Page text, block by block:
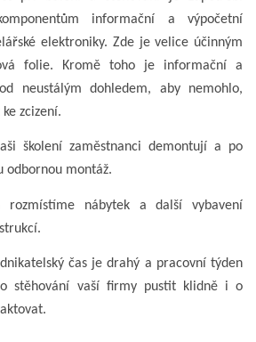
informační a výpočetní
elektroniky. Zde je velice účinným
folie. Kromě toho je informační a
neustálým dohledem, aby nemohlo,
zcizení.
školení zaměstnanci demontují a po
odbornou montáž.
rozmístíme nábytek a další vybavení
čas je drahý a pracovní týden
stěhování vaší firmy pustit klidně i o